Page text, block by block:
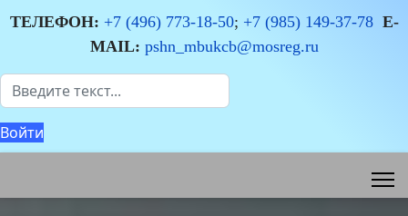
ТЕЛЕФОН: +7 (496) 773-18-50; +7 (985) 149-37-78 E-
MAIL: pshn_mbukcb@mosreg.ru
Поиск
Войти